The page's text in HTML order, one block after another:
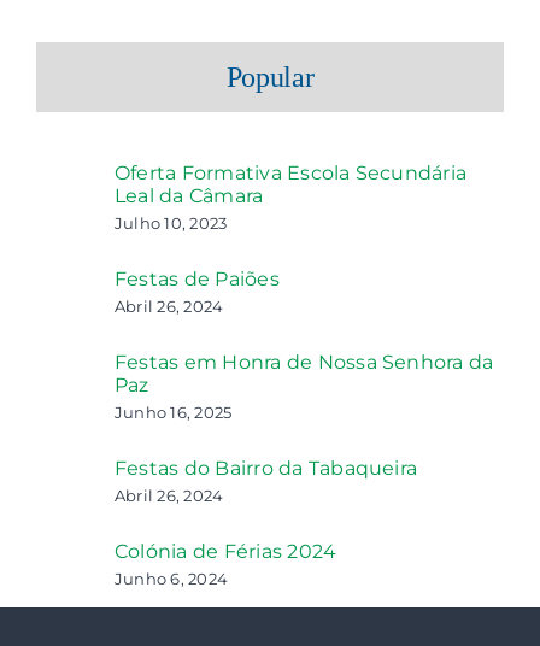
Popular
Oferta Formativa Escola Secundária
Leal da Câmara
Julho 10, 2023
Festas de Paiões
Abril 26, 2024
Festas em Honra de Nossa Senhora da
Paz
Junho 16, 2025
Festas do Bairro da Tabaqueira
Abril 26, 2024
Colónia de Férias 2024
Junho 6, 2024